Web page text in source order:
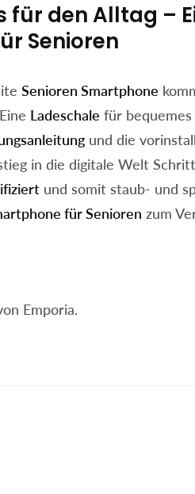
für den Alltag –
Senioren
Senioren Smartphone
Ladeschale für bequemes
und die
in die digitale Welt
und somit staub- und
für Senioren zum
Emporia.